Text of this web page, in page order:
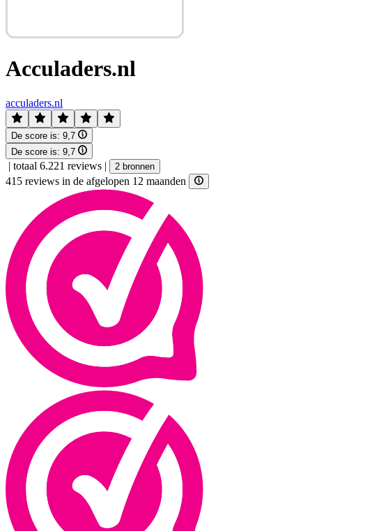
Acculaders.nl
acculaders.nl
De score is: 9,7
De score is: 9,7
| totaal 6.221 reviews | 2 bronnen
415 reviews in de afgelopen 12 maanden